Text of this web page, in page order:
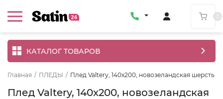
КАТАЛОГ ТОВАРОВ
Главная / ПЛЕДЫ / Плед Valtery, 140x200, новозеландская шерсть
Плед Valtery, 140x200, новозеландская